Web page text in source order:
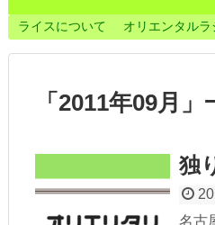
ライスについて オリエンタル
「 2011年09月 」
独
名古